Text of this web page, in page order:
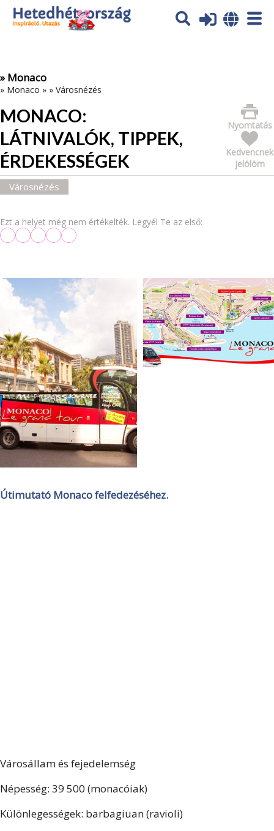
Az oldal sütiket (cookies) használ. További tájékoztatás itt:
Adatvédelmi tájékoztató
» Monaco
» Monaco » » Városnézés
MONACO:
LÁTNIVALÓK, TIPPEK,
ÉRDEKESSÉGEK
Nyomtatás
Kedvencnek
jelölöm
Városnézés
Ezt a helyet még nem értékelték. Legyél Te az első:
Útimutató Monaco felfedezéséhez.
Városállam és fejedelemség
Népesség: 39 500 (monacóiak)
Különlegességek: barbagiuan (ravioli)